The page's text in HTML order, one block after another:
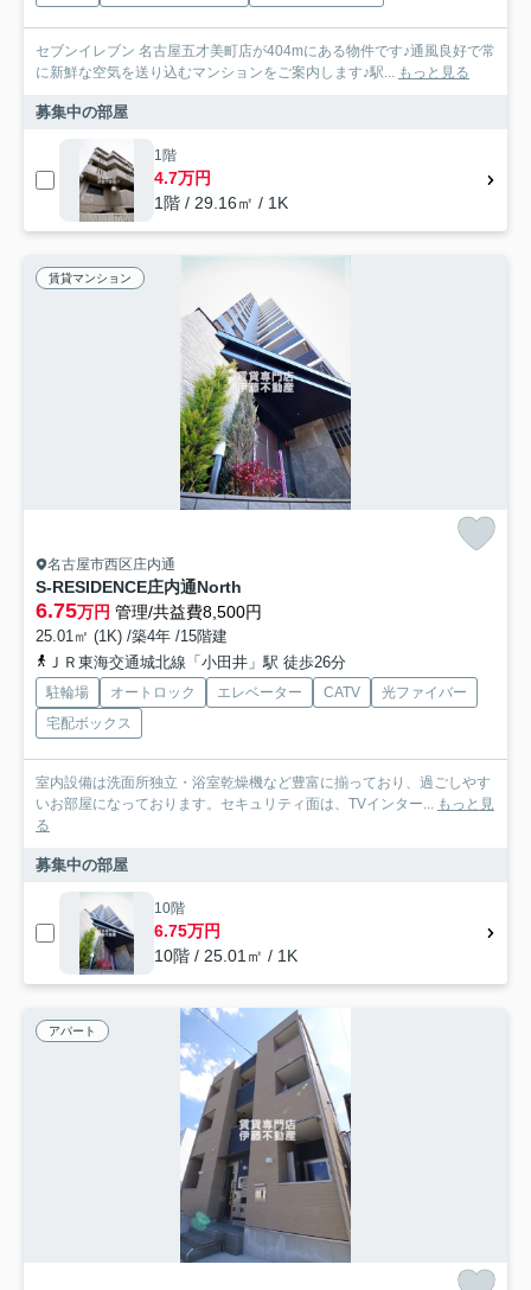
セブンイレブン 名古屋五才美町店が404mにある物件です♪通風良好で常
に新鮮な空気を送り込むマンションをご案内します♪駅... もっと見る
募集中の部屋
1階
4.7万円
1階 / 29.16㎡ / 1K
賃貸マンション
名古屋市西区庄内通
S-RESIDENCE庄内通North
6.75万円 管理/共益費8,500円
25.01㎡ (1K) /築4年 /15階建
ＪＲ東海交通城北線「小田井」駅 徒歩26分
駐輪場 オートロック エレベーター CATV
光ファイバー
宅配ボックス
室内設備は洗面所独立・浴室乾燥機など豊富に揃っており、過ごしやす
いお部屋になっております。セキュリティ面は、TVインター... もっと見
る
募集中の部屋
10階
6.75万円
10階 / 25.01㎡ / 1K
アパート